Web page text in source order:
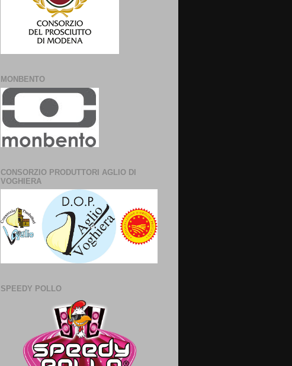
MONBENTO
CONSORZIO PRODUTTORI AGLIO DI
VOGHIERA
SPEEDY POLLO